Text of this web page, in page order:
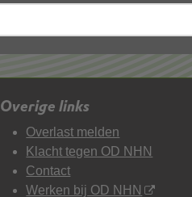
Overige links
Overlast melden
Klacht tegen OD NHN
Contact
Werken bij OD NHN